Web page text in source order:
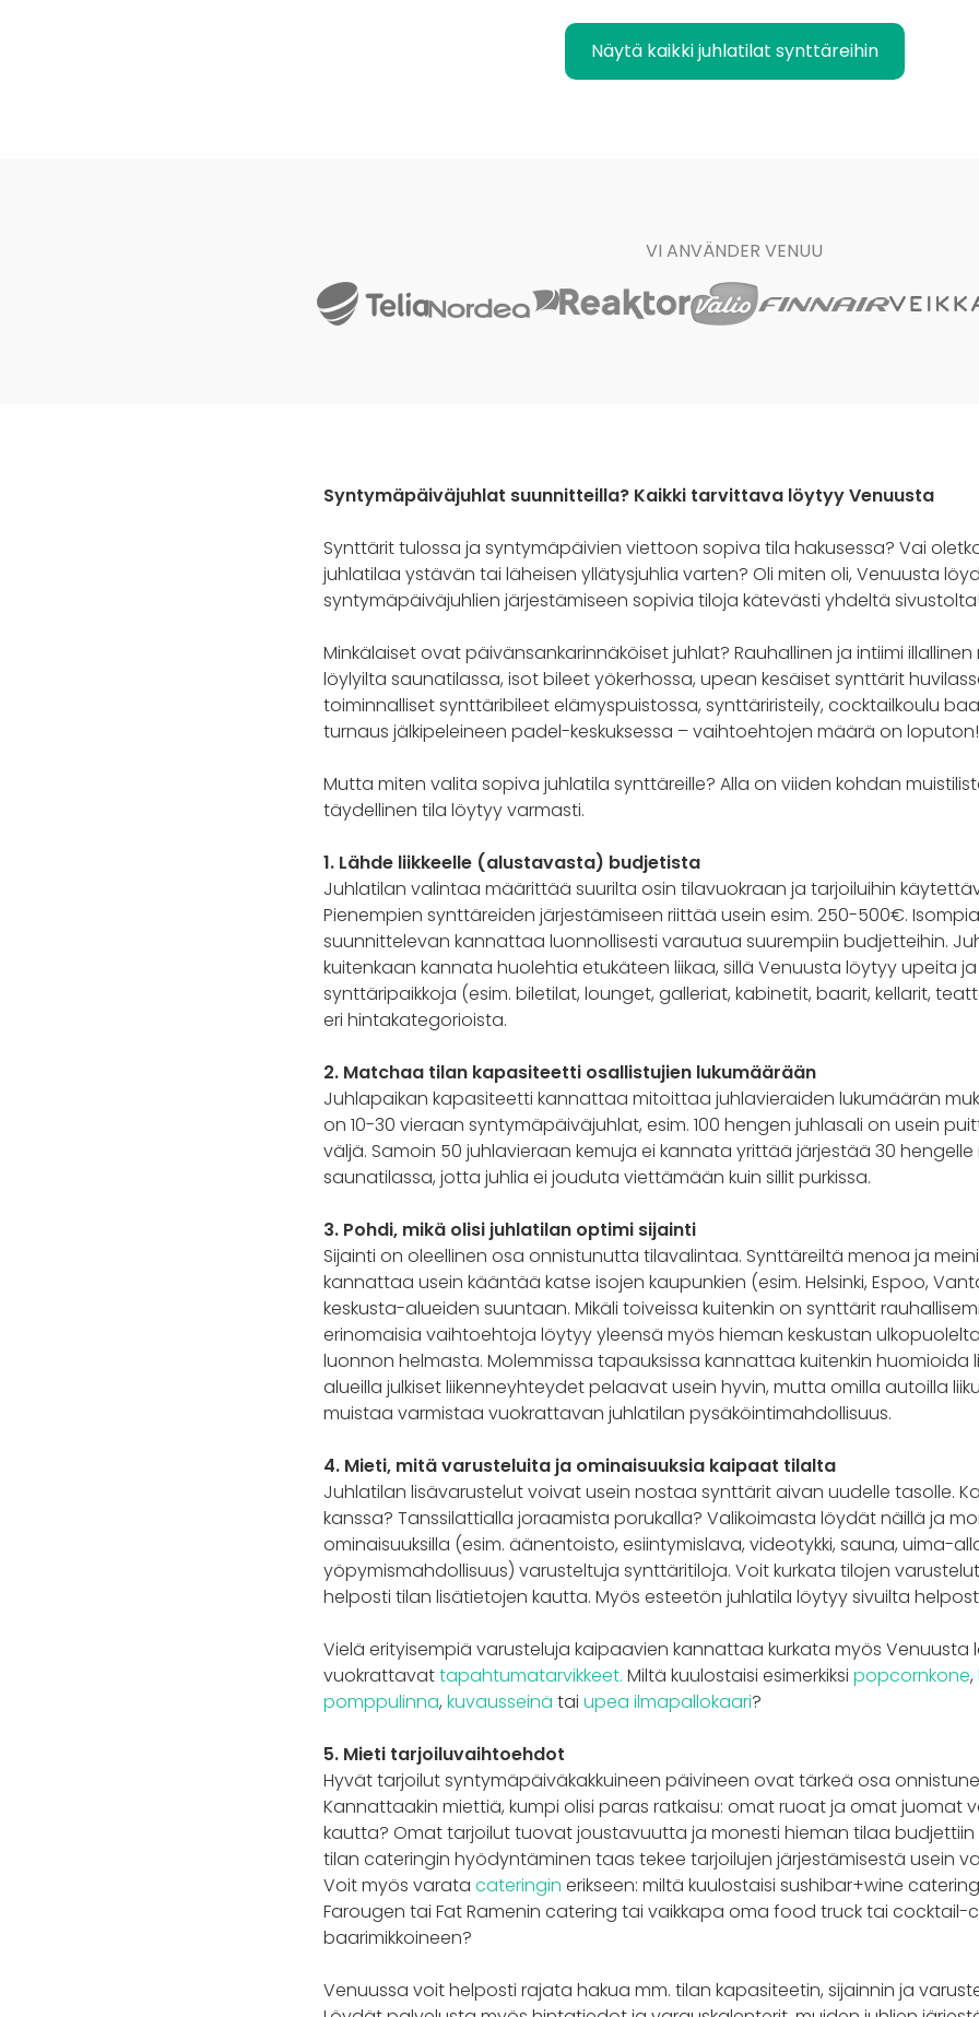
Näytä kaikki juhlatilat synttäreihin
VI ANVÄNDER VENUU
Syntymäpäiväjuhlat suunnitteilla? Kaikki tarvittava löytyy Venuusta
Synttärit tulossa ja syntymäpäivien viettoon sopiva tila hakusessa? Vai
juhlatilaa ystävän tai läheisen yllätysjuhlia varten? Oli miten oli, Venuusta
syntymäpäiväjuhlien järjestämiseen sopivia tiloja kätevästi yhdeltä sivustolta!
Minkälaiset ovat päivänsankarinnäköiset juhlat? Rauhallinen ja intiimi
löylyilta saunatilassa, isot bileet yökerhossa, upean kesäiset synttärit
toiminnalliset synttäribileet elämyspuistossa, synttäriristeily, cocktailkoulu
turnaus jälkipeleineen padel-keskuksessa – vaihtoehtojen määrä on loputon!
Mutta miten valita sopiva juhlatila synttäreille? Alla on viiden kohdan
täydellinen tila löytyy varmasti.
1. Lähde liikkeelle (alustavasta) budjetista
Juhlatilan valintaa määrittää suurilta osin tilavuokraan ja tarjoiluihin
Pienempien synttäreiden järjestämiseen riittää usein esim. 250-500€.
suunnittelevan kannattaa luonnollisesti varautua suurempiin budjetteihin.
kuitenkaan kannata huolehtia etukäteen liikaa, sillä Venuusta löytyy upeita
synttäripaikkoja (esim. biletilat, lounget, galleriat, kabinetit, baarit, kellarit,
eri hintakategorioista.
2. Matchaa tilan kapasiteetti osallistujien lukumäärään
Juhlapaikan kapasiteetti kannattaa mitoittaa juhlavieraiden lukumäärän
on 10-30 vieraan syntymäpäiväjuhlat, esim. 100 hengen juhlasali on usein
väljä. Samoin 50 juhlavieraan kemuja ei kannata yrittää järjestää 30
saunatilassa, jotta juhlia ei jouduta viettämään kuin sillit purkissa.
3. Pohdi, mikä olisi juhlatilan optimi sijainti
Sijainti on oleellinen osa onnistunutta tilavalintaa. Synttäreiltä menoa ja
kannattaa usein kääntää katse isojen kaupunkien (esim. Helsinki, Espoo,
keskusta-alueiden suuntaan. Mikäli toiveissa kuitenkin on synttärit
erinomaisia vaihtoehtoja löytyy yleensä myös hieman keskustan
luonnon helmasta. Molemmissa tapauksissa kannattaa kuitenkin huomioida
alueilla julkiset liikenneyhteydet pelaavat usein hyvin, mutta omilla autoilla
muistaa varmistaa vuokrattavan juhlatilan pysäköintimahdollisuus.
4. Mieti, mitä varusteluita ja ominaisuuksia kaipaat tilalta
Juhlatilan lisävarustelut voivat usein nostaa synttärit aivan uudelle tasolle.
kanssa? Tanssilattialla joraamista porukalla? Valikoimasta löydät näillä ja
ominaisuuksilla (esim. äänentoisto, esiintymislava, videotykki, sauna, uima-
yöpymismahdollisuus) varusteltuja synttäritiloja. Voit kurkata tilojen
helposti tilan lisätietojen kautta. Myös esteetön juhlatila löytyy sivuilta
Vielä erityisempiä varusteluja kaipaavien kannattaa kurkata myös Venuusta
vuokrattavattapahtumatarvikkeet. Miltä kuulostaisi esimerkiksi popcornkone,
pomppulinna, kuvausseinä tai upea ilmapallokaari?
5. Mieti tarjoiluvaihtoehdot
Hyvät tarjoilut syntymäpäiväkakkuineen päivineen ovat tärkeä osa
Kannattaakin miettiä, kumpi olisi paras ratkaisu: omat ruoat ja omat juomat
kautta? Omat tarjoilut tuovat joustavuutta ja monesti hieman tilaa
tilan cateringin hyödyntäminen taas tekee tarjoilujen järjestämisestä usein
Voit myös varata cateringin erikseen: miltä kuulostaisi sushibar+wine
Farougen tai Fat Ramenin catering tai vaikkapa oma food truck tai cocktail-
baarimikkoineen?
Venuussa voit helposti rajata hakua mm. tilan kapasiteetin, sijainnin ja